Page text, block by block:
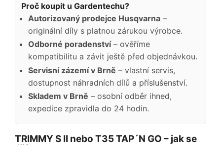
Proč koupit u Gardentechu?
Autorizovaný prodejce Husqvarna –
originální díly s platnou zárukou výrobce.
Odborné poradenství– ověříme
kompatibilitu a závit ještě před objednávkou.
Servisní zázemí v Brně – vlastní servis,
dostupnost náhradních dílů a příslušenství.
Skladem v Brně – osobní odběr ihned,
expedice zpravidla do 24 hodin.
TRIMMY S II nebo T35 TAP´N GO – jak se